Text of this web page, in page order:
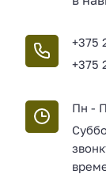
+375
+375
Пн -